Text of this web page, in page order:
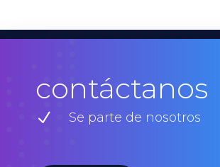
contáctanos
N Se parte de nosotros